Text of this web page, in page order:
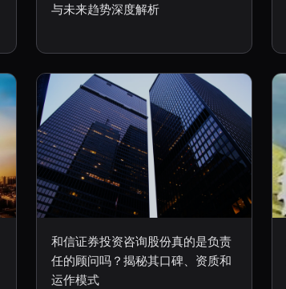
与未来趋势深度解析
和信证券投资咨询股份真的是负责
任的顾问吗？揭秘其口碑、资质和
运作模式